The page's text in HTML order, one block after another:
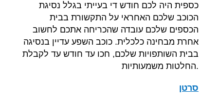
כספית היה לכם חודש די בעייתי בגלל נסיגת
הכוכב שלכם האחראי על התקשורת בבית
הכספים שלכם עובדה שהכריחה אתכם לחשוב
אחרת מבחינה כלכלית. כוכב השפע עדיין בנסיגה
בבית השותפויות שלכם, חכו עד חודש עד לקבלת
החלטות משמעותיות.
סרטן